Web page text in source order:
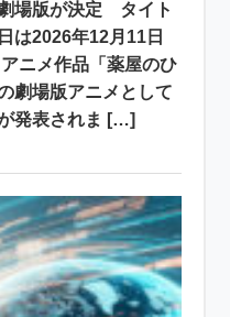
場版が決定 タイト
は2026年12月11日
ニメ作品「薬屋のひ
劇場版アニメとして
発表されま […]